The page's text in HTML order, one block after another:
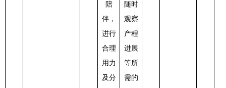
陪
伴，
进行
合理
用力
及分
随时
观察
产程
进展
等所
需的